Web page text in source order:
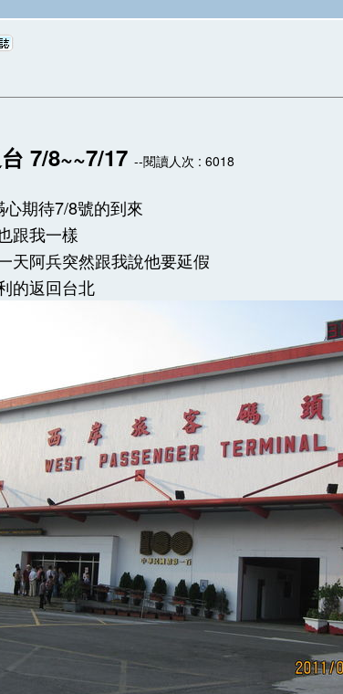
7/8~~7/17 --閱讀人次 : 6018
期待7/8號的到來
跟我一樣
天阿兵突然跟我說他要延假
的返回台北